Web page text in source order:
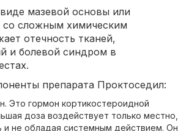
мазевой основы или
со сложным химическим
отечность тканей,
и болевой синдром в
препарата Проктоседил:
Это гормон кортикостероидной
доза воздействует только местно,
и не обладая системным действием. Он